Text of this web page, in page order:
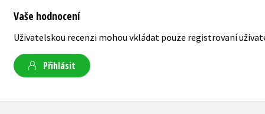
Vaše hodnocení
Uživatelskou recenzi mohou vkládat pouze registrovaní
Přihlásit